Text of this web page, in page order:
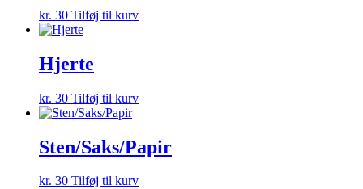
kr. 30 Tilføj til kurv
Hjerte
kr. 30 Tilføj til kurv
Sten/Saks/Papir
kr. 30 Tilføj til kurv